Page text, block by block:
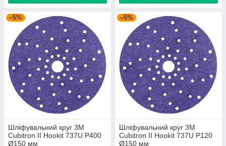
–5%
Шліфувальний круг 3M
Cubitron II Hookit 737U P400
Ø150 мм
–5%
Шліфувальний круг 3M
Cubitron II Hookit 737U P120
Ø150 мм